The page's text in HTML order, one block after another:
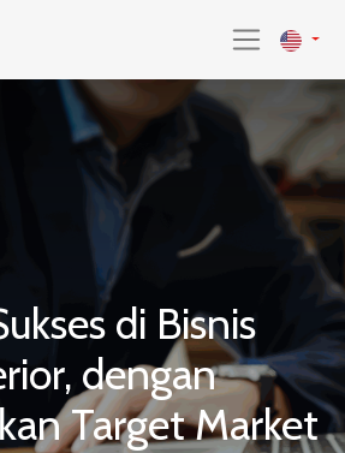
di Bisnis
dengan
Target Market